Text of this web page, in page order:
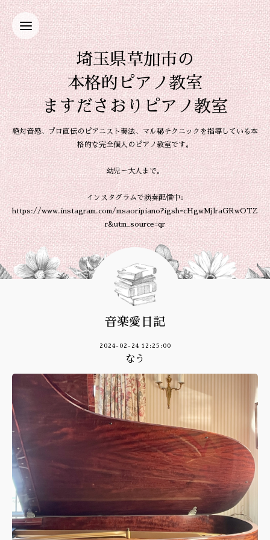
埼玉県草加市の
本格的ピアノ教室
ますださおりピアノ教室
絶対音感、プロ直伝のピアニスト奏法、マル秘テクニックを指導している本
格的な完全個人のピアノ教室です。
幼児～大人まで。
インスタグラムで演奏配信中↓
https://www.instagram.com/msaoripiano?igsh=cHgwMjlraGRwOTZ
r&utm_source=qr
音楽愛日記
2024-02-24 12:25:00
なう